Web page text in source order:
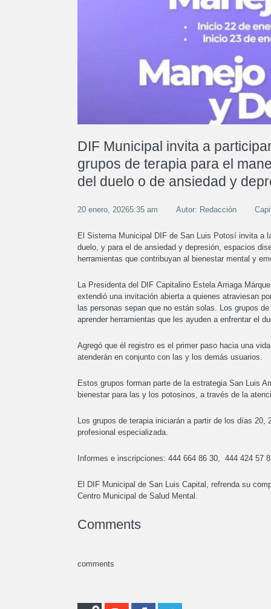
DIF Municipal invita a
grupos de terapia para el
del duelo o de ansiedad y
20 enero, 20265:35 am Autor: Redacción
El Sistema Municipal DIF de San Luis Potosí invita a
duelo, y para el de ansiedad y depresión, espacios
herramientas que contribuyan al bienestar mental y
La Presidenta del DIF Capitalino Estela Arriaga
extendió una invitación abierta a quienes atraviesan
las personas sepan que no están solas. Los grupos
aprender herramientas que les ayuden a enfrentar el
Agregó que él registro es el primer paso hacia una
atenderán en conjunto con las y los demás usuarios.
Estos grupos forman parte de la estrategia San Luis
bienestar para las y los potosinos, a través de la
Los grupos de terapia iniciarán a partir de los días
profesional especializada.
Informes e inscripciones: 444 664 86 30, 444 424 57
El DIF Municipal de San Luis Capital, refrenda su
Centro Municipal de Salud Mental.
Comments
comments